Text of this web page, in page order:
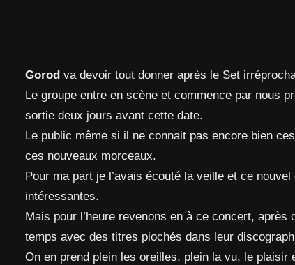
Gorod va devoir tout donner après le Set
Le groupe entre en scène et commence par nous
sortie deux jours avant cette date.
Le public même si il ne connait pas encore bien
ces nouveaux morceaux.
Pour ma part je l’avais écouté la veille et ce
intéressantes.
Mais pour l’heure revenons en à ce concert,
temps avec des titres piochés dans leur
On en prend plein les oreilles, plein la vu, le